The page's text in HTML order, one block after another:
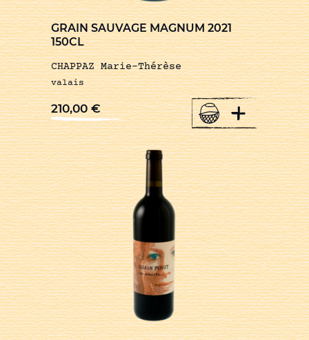
GRAIN SAUVAGE MAGNUM 2021
150CL
CHAPPAZ Marie-Thérèse
valais
210,00€ +